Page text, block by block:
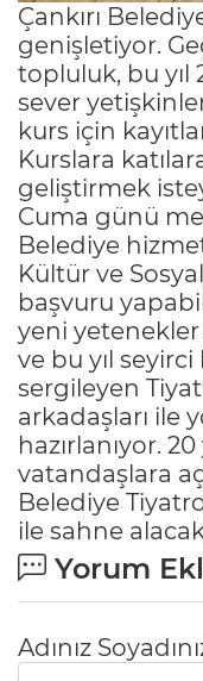
Çankırı
genişletiyor.
topluluk, bu yıl
sever
kurs için
Kurslara
geliştirmek
Cuma günü
Belediye
Kültür ve
başvuru
yeni yetenekler
ve bu yıl
sergileyen
arkadaşları ile
hazırlanıyor.
vatandaşlara
Belediye
ile sahne
Yorum
Adınız